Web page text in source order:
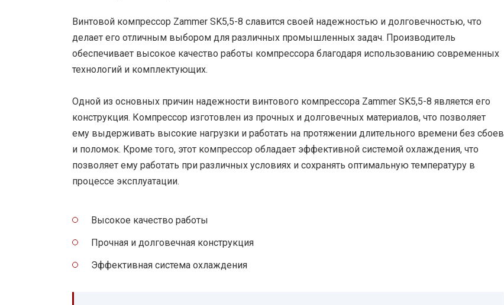
Винтовой компрессор Zammer SK5,5-8 славится своей надежностью и долговечностью, что
делает его отличным выбором для различных промышленных задач. Производитель
обеспечивает высокое качество работы компрессора благодаря использованию современных
технологий и комплектующих.
Одной из основных причин надежности винтового компрессора Zammer SK5,5-8 является его
конструкция. Компрессор изготовлен из прочных и долговечных материалов, что позволяет
ему выдерживать высокие нагрузки и работать на протяжении длительного времени без сбоев
и поломок. Кроме того, этот компрессор обладает эффективной системой охлаждения, что
позволяет ему работать при различных условиях и сохранять оптимальную температуру в
процессе эксплуатации.
Высокое качество работы
Прочная и долговечная конструкция
Эффективная система охлаждения